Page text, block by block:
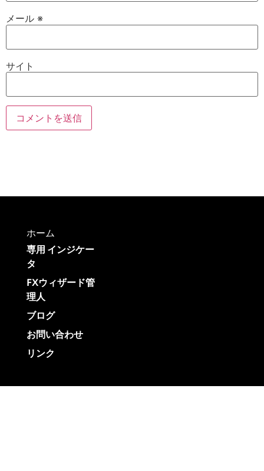
メール ※
サイト
ホーム
専用 インジケー
タ
FXウィザード管
理人
ブログ
お問い合わせ
リンク